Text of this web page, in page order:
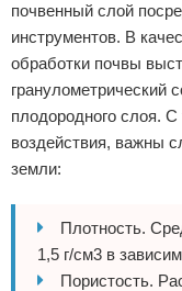
почвенный слой
инструментов. В
обработки почвы
гранулометрический
плодородного слоя. С
воздействия, важны
земли:
Плотность.
1,5 г/см3 в
Пористость.